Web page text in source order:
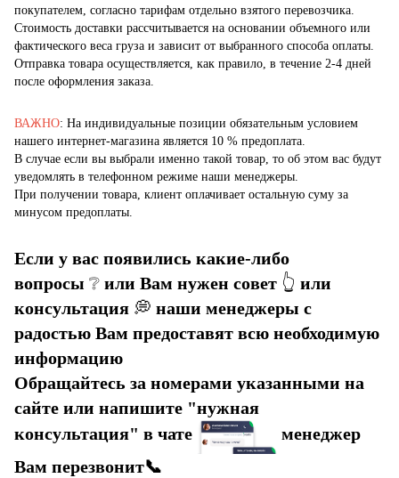
покупателем, согласно тарифам отдельно взятого перевозчика.
Стоимость доставки рассчитывается на основании объемного или
фактического веса груза и зависит от выбранного способа оплаты.
Отправка товара осуществляется, как правило, в течение 2-4 дней
после оформления заказа.
ВАЖНО: На индивидуальные позиции обязательным условием
нашего интернет-магазина является 10 % предоплата.
В случае если вы выбрали именно такой товар, то об этом вас будут
уведомлять в телефонном режиме наши менеджеры.
При получении товара, клиент оплачивает остальную суму за
минусом предоплаты.
Если у вас появились какие-либо
вопросы ❔ или Вам нужен совет 👆 или
консультация 💭 наши менеджеры с
радостью Вам предоставят всю необходимую
информацию
Обращайтесь за номерами указанными на
сайте или напишите "нужная
консультация" в чате
менеджер
Вам перезвонит📞